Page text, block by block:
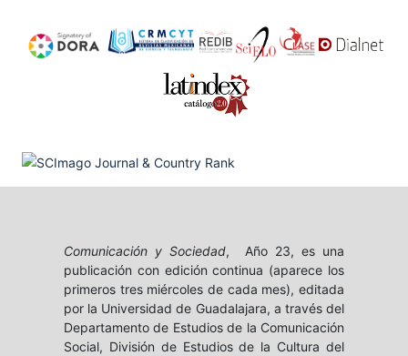
Comunicación y Sociedad, Año 23, es una
publicación con edición continua (aparece los
primeros tres miércoles de cada mes), editada
por la Universidad de Guadalajara, a través del
Departamento de Estudios de la Comunicación
Social, División de Estudios de la Cultura del